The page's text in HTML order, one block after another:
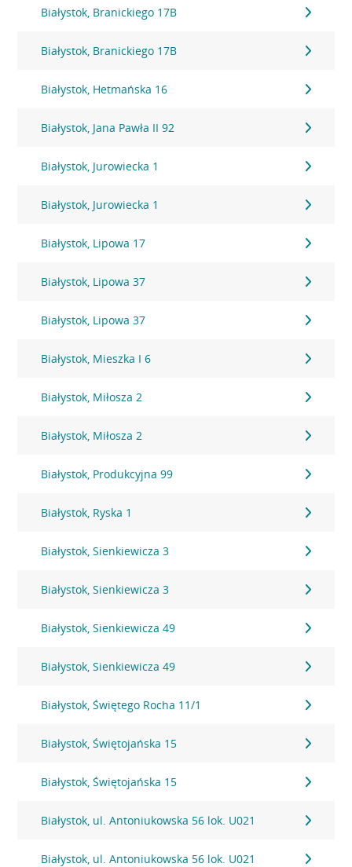
Białystok, Branickiego 17B
Białystok, Branickiego 17B
Białystok, Hetmańska 16
Białystok, Jana Pawła II 92
Białystok, Jurowiecka 1
Białystok, Jurowiecka 1
Białystok, Lipowa 17
Białystok, Lipowa 37
Białystok, Lipowa 37
Białystok, Mieszka I 6
Białystok, Miłosza 2
Białystok, Miłosza 2
Białystok, Produkcyjna 99
Białystok, Ryska 1
Białystok, Sienkiewicza 3
Białystok, Sienkiewicza 3
Białystok, Sienkiewicza 49
Białystok, Sienkiewicza 49
Białystok, Świętego Rocha 11/1
Białystok, Świętojańska 15
Białystok, Świętojańska 15
Białystok, ul. Antoniukowska 56 lok. U021
Białystok, ul. Antoniukowska 56 lok. U021